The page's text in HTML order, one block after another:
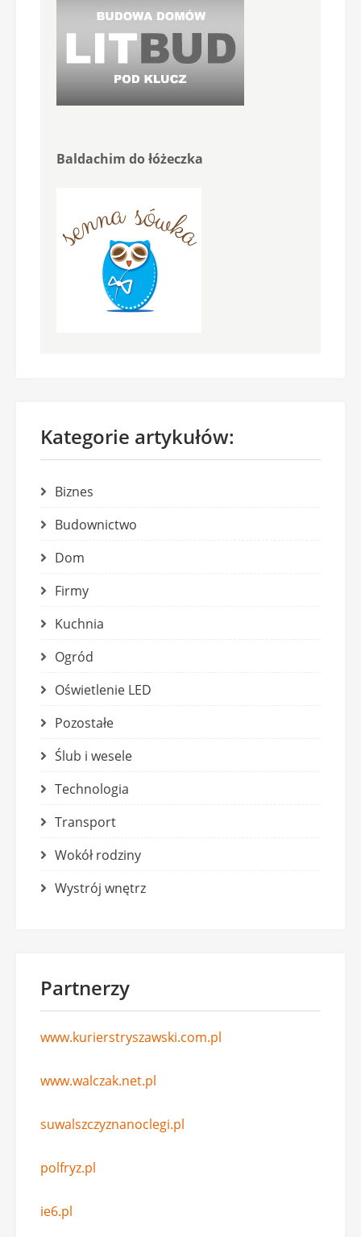
Baldachim do łóżeczka
Kategorie artykułów:
Biznes
Budownictwo
Dom
Firmy
Kuchnia
Ogród
Oświetlenie LED
Pozostałe
Ślub i wesele
Technologia
Transport
Wokół rodziny
Wystrój wnętrz
Partnerzy
www.kurierstryszawski.com.pl
www.walczak.net.pl
suwalszczyznanoclegi.pl
polfryz.pl
ie6.pl